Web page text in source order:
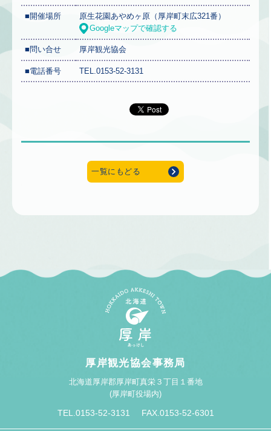
■開催場所 原生花園あやめヶ原 （厚岸町末広321番）
Googleマップで確認する
■問い合せ 厚岸観光協会
■電話番号 TEL.0153-52-3131
一覧にもどる
厚岸観光協会事務局
北海道厚岸郡厚岸町真栄３丁目１番地
(厚岸町役場内)
TEL.0153-52-3131 FAX.0153-52-6301